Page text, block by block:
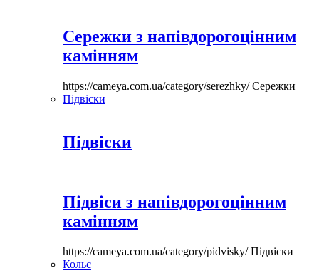
Сережки з напівдорогоцінним
камінням
https://cameya.com.ua/category/serezhky/Сережки
Підвіски
Підвіски
Підвіси з напівдорогоцінним
камінням
https://cameya.com.ua/category/pidvisky/Підвіски
Кольє